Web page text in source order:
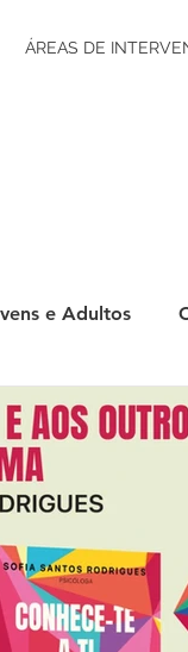
ÁREAS DE
e Adultos
Pós Parto
Vocacional
Doença